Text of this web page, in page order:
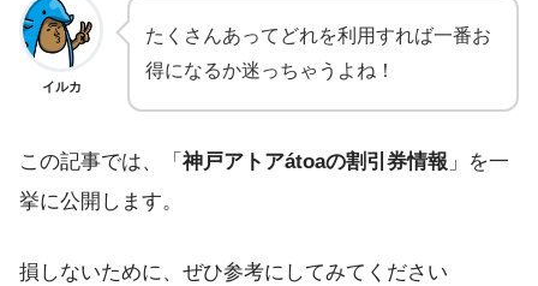
イルカ
たくさんあってどれを利用すれば一番お
得になるか迷っちゃうよね！
この記事では、「 神戸アトアátoaの割引券情報 」を一
挙に公開します。
損しないために、ぜひ参考にしてみてください